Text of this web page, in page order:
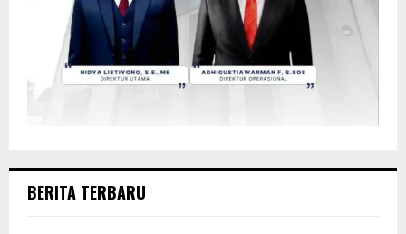
BERITA TERBARU